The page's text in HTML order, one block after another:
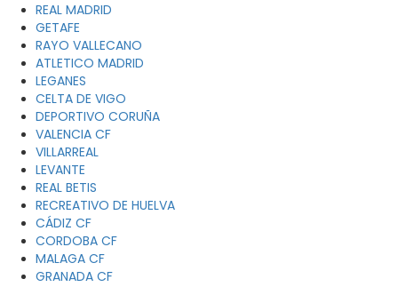
Menú
principal
REAL MADRID
GETAFE
RAYO VALLECANO
ATLETICO MADRID
LEGANES
CELTA DE VIGO
DEPORTIVO CORUÑA
VALENCIA CF
VILLARREAL
LEVANTE
REAL BETIS
RECREATIVO DE HUELVA
CÁDIZ CF
CORDOBA CF
MALAGA CF
GRANADA CF